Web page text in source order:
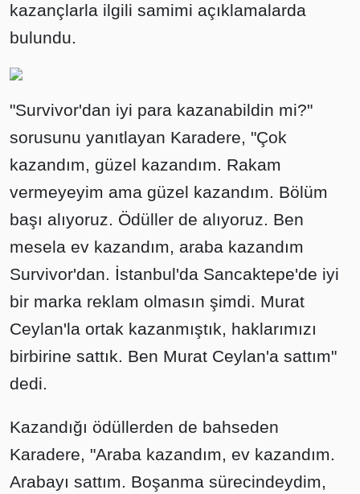
kazançlarla ilgili samimi açıklamalarda
bulundu.
"Survivor'dan iyi para kazanabildin mi?"
sorusunu yanıtlayan Karadere, "Çok
kazandım, güzel kazandım. Rakam
vermeyeyim ama güzel kazandım. Bölüm
başı alıyoruz. Ödüller de alıyoruz. Ben
mesela ev kazandım, araba kazandım
Survivor'dan. İstanbul'da Sancaktepe'de iyi
bir marka reklam olmasın şimdi. Murat
Ceylan'la ortak kazanmıştık, haklarımızı
birbirine sattık. Ben Murat Ceylan'a sattım"
dedi.
Kazandığı ödüllerden de bahseden
Karadere, "Araba kazandım, ev kazandım.
Arabayı sattım. Boşanma sürecindeydim,